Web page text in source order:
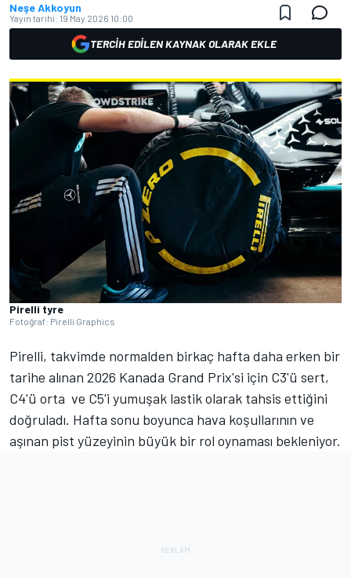
Neşe Akkoyun
Yayın tarihi: 19 May 2026 10:00
TERCIH EDILEN KAYNAK OLARAK EKLE
Pirelli tyre
Fotoğraf: Pirelli Graphics
Pirelli, takvimde normalden birkaç hafta daha erken bir
tarihe alınan 2026 Kanada Grand Prix'si için C3'ü sert,
C4'ü orta ve C5'i yumuşak lastik olarak tahsis ettiğini
doğruladı. Hafta sonu boyunca hava koşullarının ve
aşınan pist yüzeyinin büyük bir rol oynaması bekleniyor.